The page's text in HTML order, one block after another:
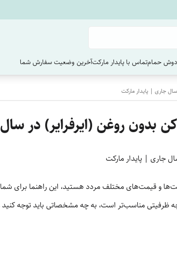
حمامتماس با پایدار مارکتآخرین وضعیت سفارش‌ شما
جاری | پایدار مارکت
بدون روغن (ایرفرایر) در
جاری | پایدار مارکت
و قیمت‌های مختلف مردد هستید، این راهنما برای
چه ظرفیتی مناسب‌تر است، به چه مشخصاتی باید توجه